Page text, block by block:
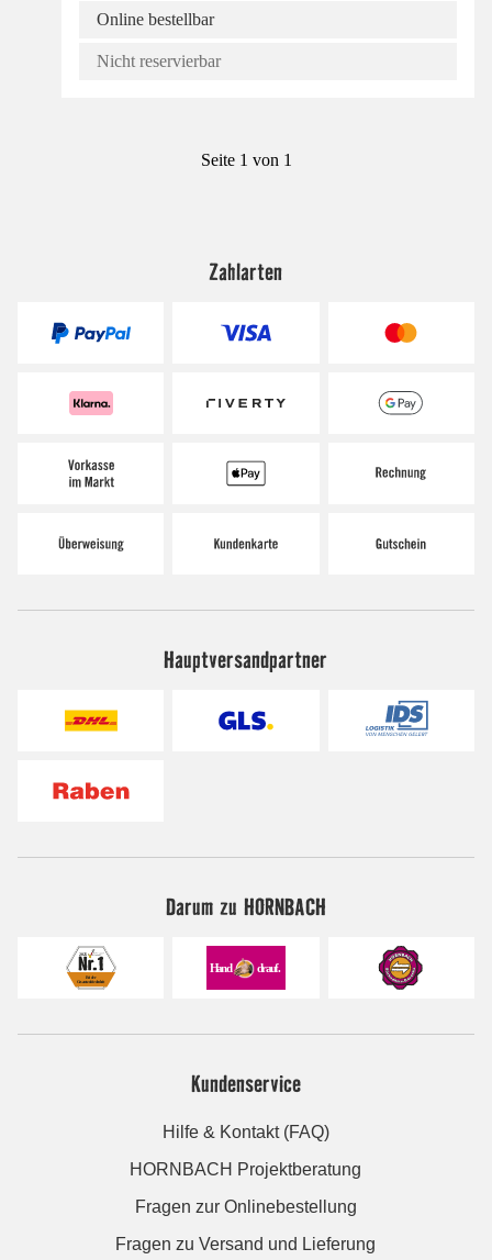
Online bestellbar
Nicht reservierbar
Seite 1 von 1
Zahlarten
Hauptversandpartner
Darum zu HORNBACH
Kundenservice
Hilfe & Kontakt (FAQ)
HORNBACH Projektberatung
Fragen zur Onlinebestellung
Fragen zu Versand und Lieferung